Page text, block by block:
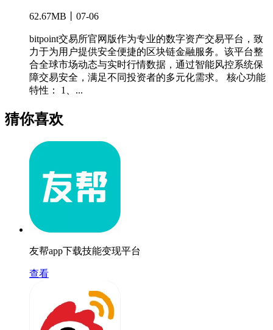
62.67MB丨07-06
bitpoint交易所官网版作为专业的数字资产交易平台，致
力于为用户提供安全便捷的区块链金融服务。该平台整
合全球市场动态与实时行情数据，通过智能风控系统保
障交易安全，满足不同投资者的多元化需求。 核心功能
特性： 1、...
猜你喜欢
友帮app下载技能变现平台
查看